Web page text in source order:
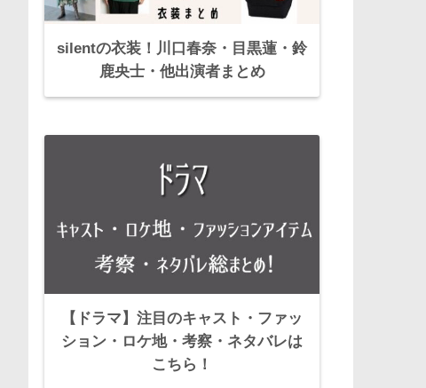
silentの衣装！川口春奈・目黒蓮・鈴
鹿央士・他出演者まとめ
【ドラマ】注目のキャスト・ファッ
ション・ロケ地・考察・ネタバレは
こちら！